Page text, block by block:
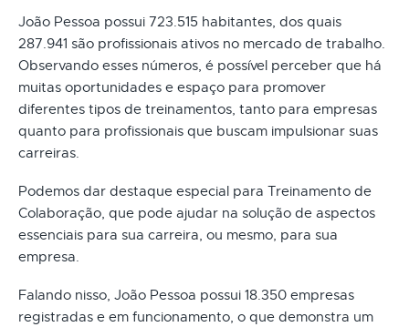
João Pessoa possui 723.515 habitantes, dos quais
287.941 são profissionais ativos no mercado de trabalho.
Observando esses números, é possível perceber que há
muitas oportunidades e espaço para promover
diferentes tipos de treinamentos, tanto para empresas
quanto para profissionais que buscam impulsionar suas
carreiras.
Podemos dar destaque especial para Treinamento de
Colaboração, que pode ajudar na solução de aspectos
essenciais para sua carreira, ou mesmo, para sua
empresa.
Falando nisso, João Pessoa possui 18.350 empresas
registradas e em funcionamento, o que demonstra um